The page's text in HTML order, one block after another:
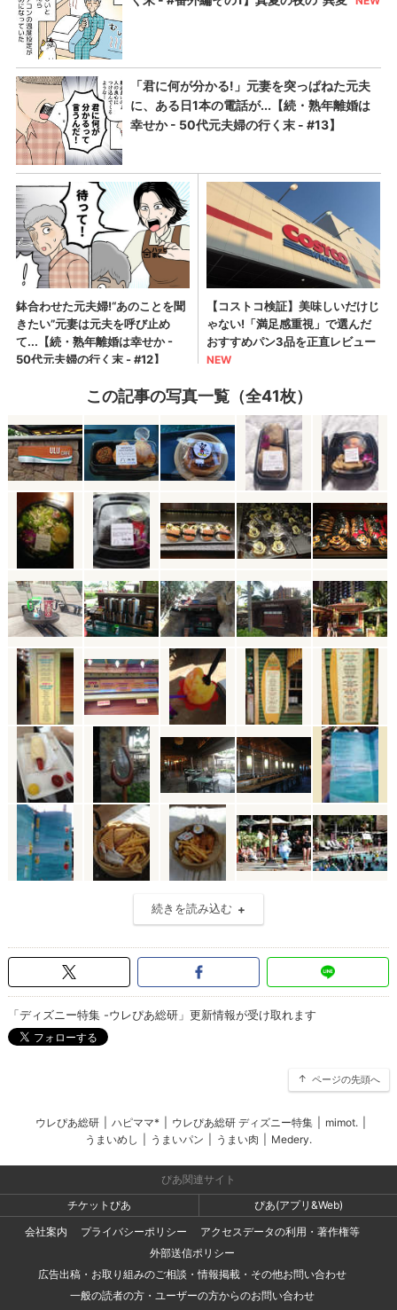
この記事の写真一覧（全41枚）
続きを読み込む
「ディズニー特集 -ウレぴあ総研」更新情報が受け取れます
ページの先頭へ
ウレぴあ総研 ハピママ* ウレぴあ総研 ディズニー特集 mimot.
うまいめし
うまいパン うまい肉 Medery.
ぴあ関連サイト
チケットぴあ
ぴあ(アプリ&Web)
会社案内
プライバシーポリシー
アクセスデータの利用・著作権等
外部送信ポリシー
広告出稿・お取り組みのご相談・情報掲載・その他お問い合わせ
一般の読者の方・ユーザーの方からのお問い合わせ